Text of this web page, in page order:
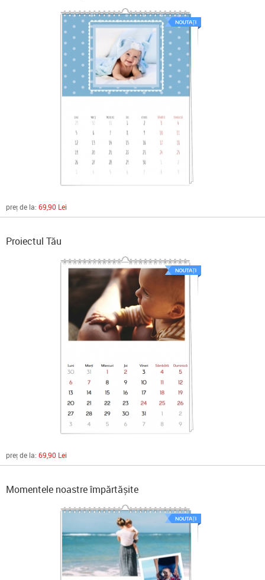
preț de la: 69,90 Lei
Proiectul Tău
preț de la: 69,90 Lei
Momentele noastre împărtășite